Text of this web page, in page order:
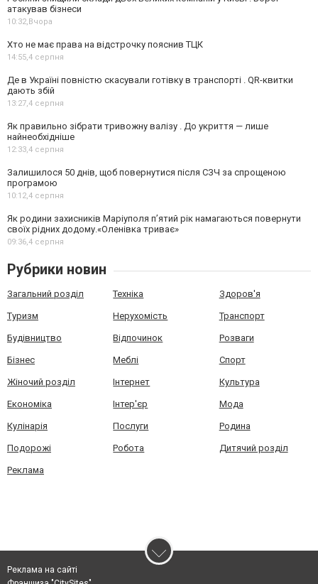
атакував бізнеси
10:32, Вчора
Хто не має права на відстрочку пояснив ТЦК
14:55,4 серпня
Де в Україні повністю скасували готівку в транспорті . QR-квитки
дають збій
13:27,4 серпня
Як правильно зібрати тривожну валізу . До укриття — лише
найнеобхідніше
12:33,4 серпня
Залишилося 50 днів, щоб повернутися після СЗЧ за спрощеною
програмою
10:12,4 серпня
Як родини захисників Маріуполя пʼятий рік намагаються повернути
своїх рідних додому.«Оленівка триває»
09:36,4 серпня
Рубрики новин
Загальний розділ Техніка Здоров'я
Туризм Нерухомість Транспорт
Будівництво Відпочинок Розваги
Бізнес Меблі Спорт
Жіночий розділ Інтернет Культура
Економіка Інтер'єр Мода
Кулінарія Послуги Родина
Подорожі Робота Дитячий розділ
Реклама
Реклама на сайті